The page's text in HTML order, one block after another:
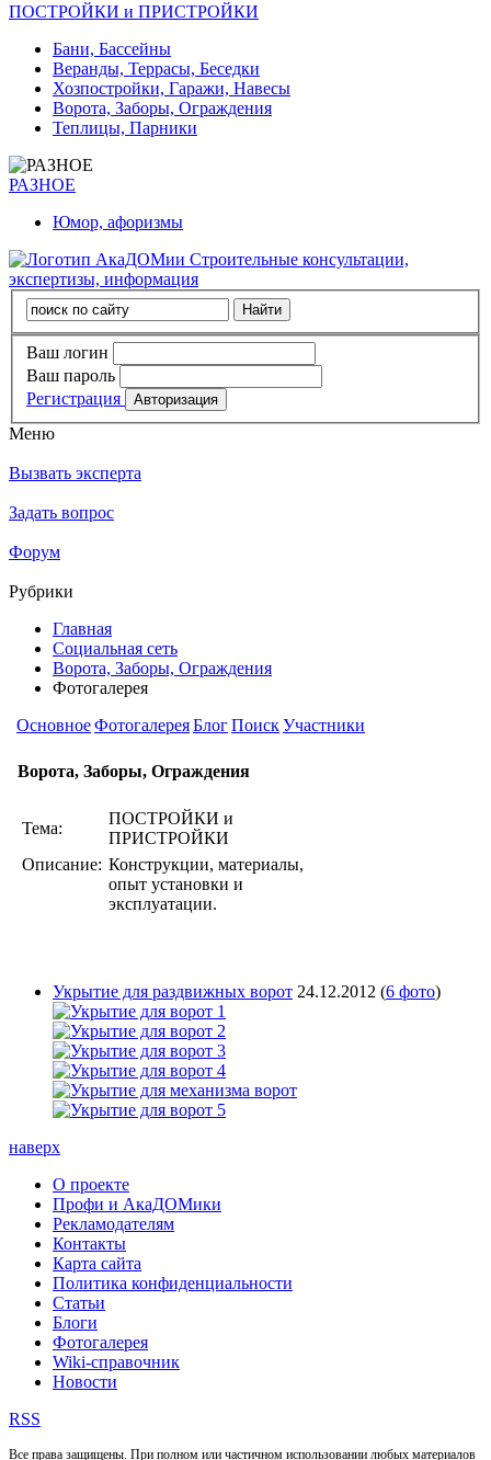
ПОСТРОЙКИ и ПРИСТРОЙКИ
Бани, Бассейны
Веранды, Террасы, Беседки
Хозпостройки, Гаражи, Навесы
Ворота, Заборы, Ограждения
Теплицы, Парники
РАЗНОЕ
Юмор, афоризмы
Строительные консультации,
экспертизы, информация
Ваш логин
Ваш пароль
Регистрация
Меню
Вызвать эксперта
Задать вопрос
Форум
Рубрики
Главная
Социальная сеть
Ворота, Заборы, Ограждения
Фотогалерея
ОсновноеФотогалереяБлогПоискУчастники
Ворота, Заборы, Ограждения
Тема:
ПОСТРОЙКИ и
ПРИСТРОЙКИ
Описание: Конструкции, материалы,
опыт установки и
эксплуатации.
Укрытие для раздвижных ворот 24.12.2012 (6 фото)
наверх
О проекте
Профи и АкаДОМики
Рекламодателям
Контакты
Карта сайта
Политика конфиденциальности
Статьи
Блоги
Фотогалерея
Wiki-справочник
Новости
RSS
Все права защищены. При полном или частичном использовании любых материалов